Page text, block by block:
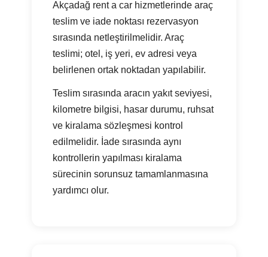
Akçadağ rent a car hizmetlerinde araç
teslim ve iade noktası rezervasyon
sırasında netleştirilmelidir. Araç
teslimi; otel, iş yeri, ev adresi veya
belirlenen ortak noktadan yapılabilir.
Teslim sırasında aracın yakıt seviyesi,
kilometre bilgisi, hasar durumu, ruhsat
ve kiralama sözleşmesi kontrol
edilmelidir. İade sırasında aynı
kontrollerin yapılması kiralama
sürecinin sorunsuz tamamlanmasına
yardımcı olur.